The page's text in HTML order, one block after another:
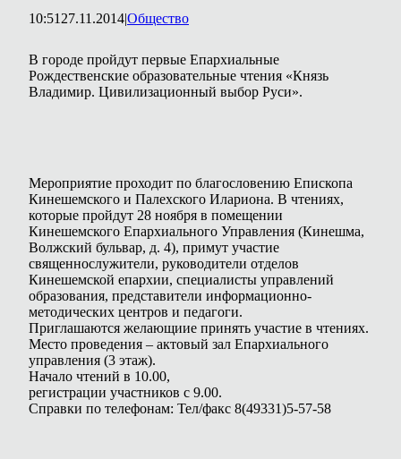
10:51 27.11.2014|Общество
В городе пройдут первые Епархиальные
Рождественские образовательные чтения «Князь
Владимир. Цивилизационный выбор Руси».
Мероприятие проходит по благословению Епископа
Кинешемского и Палехского Илариона. В чтениях,
которые пройдут 28 ноября в помещении
Кинешемского Епархиального Управления (Кинешма,
Волжский бульвар, д. 4), примут участие
священнослужители, руководители отделов
Кинешемской епархии, специалисты управлений
образования, представители информационно-
методических центров и педагоги.
Приглашаются желающиие принять участие в чтениях.
Место проведения – актовый зал Епархиального
управления (3 этаж).
Начало чтений в 10.00,
регистрации участников с 9.00.
Справки по телефонам: Тел/факс 8(49331)5-57-58